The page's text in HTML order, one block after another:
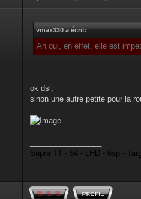
vmax330 a écrit:
Ah oui, en effet, elle est
ok dsl,
sinon une autre petite pour la
Supra TT - 94 - LHD - 6sp -